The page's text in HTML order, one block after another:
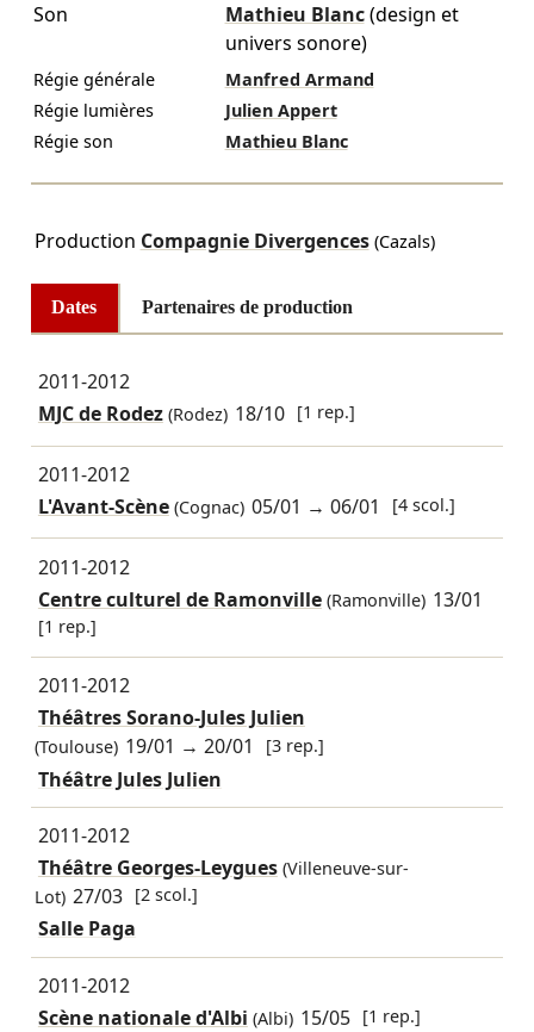
Son
Mathieu Blanc (design et
univers sonore)
Régie générale
Manfred Armand
Régie lumières
Julien Appert
Régie son
Mathieu Blanc
Production Compagnie Divergences(Cazals)
Dates Partenaires de production
2011-2012
MJC de Rodez(Rodez) 18/10 [1 rep.]
2011-2012
L'Avant-Scène(Cognac) 05/01 →06/01 [4 scol.]
2011-2012
Centre culturel de Ramonville(Ramonville) 13/01
[1 rep.]
2011-2012
Théâtres Sorano-Jules Julien
(Toulouse) 19/01 →20/01 [3 rep.]
Théâtre Jules Julien
2011-2012
Théâtre Georges-Leygues(Villeneuve-sur-
Lot) 27/03 [2 scol.]
Salle Paga
2011-2012
Scène nationale d'Albi (Albi) 15/05 [1 rep.]